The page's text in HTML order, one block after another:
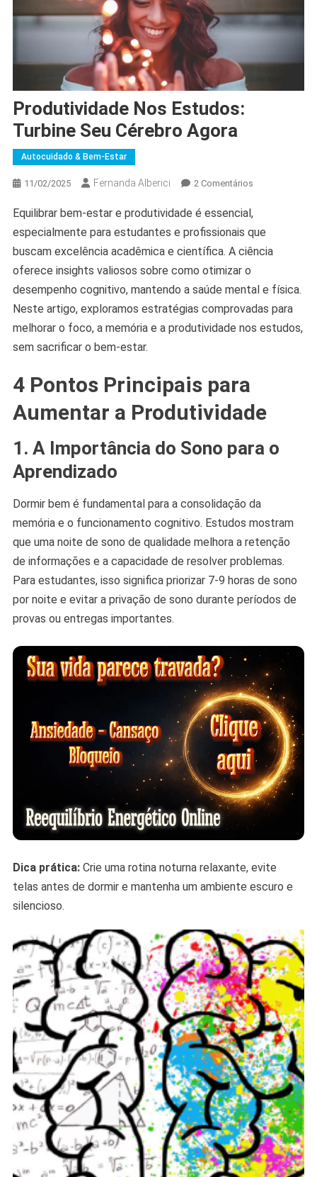
Produtividade Nos Estudos:
Turbine Seu Cérebro Agora
Autocuidado & Bem-Estar
11/02/2025 Fernanda Alberici 2 ComentáriosEm
Nos
Estudos:
Turbine
Agora
Equilibrar bem-estar e produtividade é essencial,
especialmente para estudantes e profissionais que
buscam excelência acadêmica e científica. A ciência
oferece insights valiosos sobre como otimizar o
desempenho cognitivo, mantendo a saúde mental e física.
Neste artigo, exploramos estratégias comprovadas para
melhorar o foco, a memória e a produtividade nos estudos,
sem sacrificar o bem-estar.
4 Pontos Principais para
Aumentar a Produtividade
1. A Importância do Sono para o
Aprendizado
Dormir bem é fundamental para a consolidação da
memória e o funcionamento cognitivo. Estudos mostram
que uma noite de sono de qualidade melhora a retenção
de informações e a capacidade de resolver problemas.
Para estudantes, isso significa priorizar 7-9 horas de sono
por noite e evitar a privação de sono durante períodos de
provas ou entregas importantes.
Dica prática:Crie uma rotina noturna relaxante, evite
telas antes de dormir e mantenha um ambiente escuro e
silencioso.